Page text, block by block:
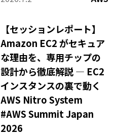
【セッションレポート】
Amazon EC2 がセキュア
な理由を、専用チップの
設計から徹底解説 — EC2
インスタンスの裏で動く
AWS Nitro System
#AWS Summit Japan
2026